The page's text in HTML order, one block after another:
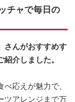
チャで毎日の
さんがおすすめす
介しました。
応えが魅力で、
ツアレンジまで万